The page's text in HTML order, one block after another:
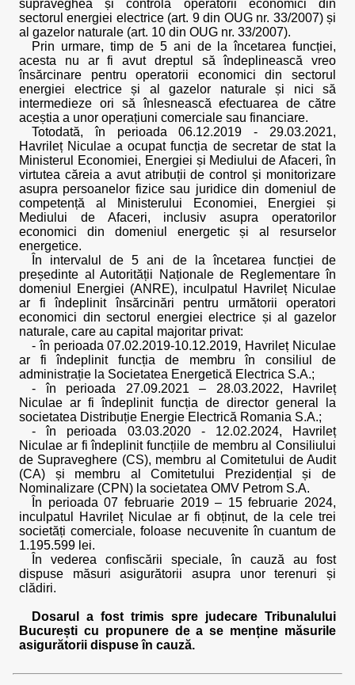
supraveghea și controla operatorii economici din
sectorul energiei electrice (art. 9 din OUG nr. 33/2007) și
al gazelor naturale (art. 10 din OUG nr. 33/2007).
Prin urmare, timp de 5 ani de la încetarea funcției,
acesta nu ar fi avut dreptul să îndeplinească vreo
însărcinare pentru operatorii economici din sectorul
energiei electrice și al gazelor naturale și nici să
intermedieze ori să înlesnească efectuarea de către
aceștia a unor operațiuni comerciale sau financiare.
Totodată, în perioada 06.12.2019 - 29.03.2021,
Havrileț Niculae a ocupat funcția de secretar de stat la
Ministerul Economiei, Energiei și Mediului de Afaceri, în
virtutea căreia a avut atribuții de control și monitorizare
asupra persoanelor fizice sau juridice din domeniul de
competență al Ministerului Economiei, Energiei și
Mediului de Afaceri, inclusiv asupra operatorilor
economici din domeniul energetic și al resurselor
energetice.
În intervalul de 5 ani de la încetarea funcției de
președinte al Autorității Naționale de Reglementare în
domeniul Energiei (ANRE), inculpatul Havrileț Niculae
ar fi îndeplinit însărcinări pentru următorii operatori
economici din sectorul energiei electrice și al gazelor
naturale, care au capital majoritar privat:
- în perioada 07.02.2019-10.12.2019, Havrileț Niculae
ar fi îndeplinit funcția de membru în consiliul de
administrație la Societatea Energetică Electrica S.A.;
- în perioada 27.09.2021 – 28.03.2022, Havrileț
Niculae ar fi îndeplinit funcția de director general la
societatea Distribuție Energie Electrică Romania S.A.;
- în perioada 03.03.2020 - 12.02.2024, Havrileț
Niculae ar fi îndeplinit funcțiile de membru al Consiliului
de Supraveghere (CS), membru al Comitetului de Audit
(CA) și membru al Comitetului Prezidențial și de
Nominalizare (CPN) la societatea OMV Petrom S.A.
În perioada 07 februarie 2019 – 15 februarie 2024,
inculpatul Havrileț Niculae ar fi obținut, de la cele trei
societăți comerciale, foloase necuvenite în cuantum de
1.195.599 lei.
În vederea confiscării speciale, în cauză au fost
dispuse măsuri asigurătorii asupra unor terenuri și
clădiri.
Dosarul a fost trimis spre judecare Tribunalului
București cu propunere de a se menține măsurile
asigurătorii dispuse în cauză.